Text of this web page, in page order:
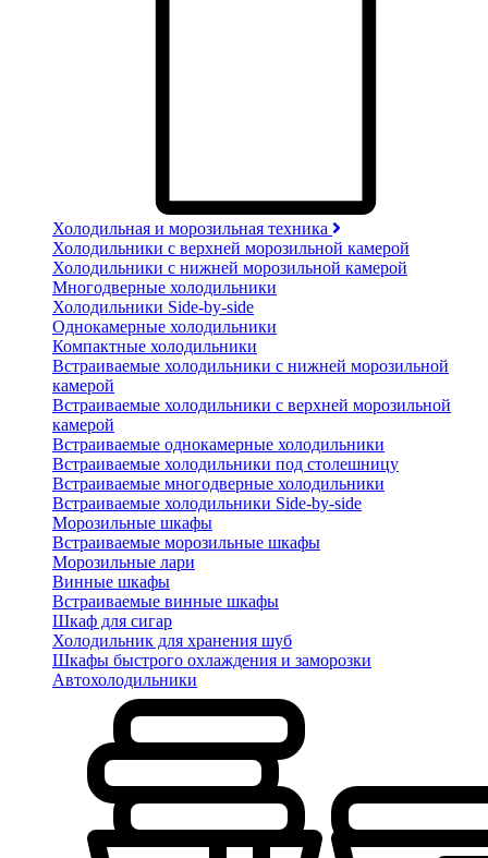
Холодильная и морозильная техника
Холодильники с верхней морозильной камерой
Холодильники с нижней морозильной камерой
Многодверные холодильники
Холодильники Side-by-side
Однокамерные холодильники
Компактные холодильники
Встраиваемые холодильники с нижней морозильной
камерой
Встраиваемые холодильники с верхней морозильной
камерой
Встраиваемые однокамерные холодильники
Встраиваемые холодильники под столешницу
Встраиваемые многодверные холодильники
Встраиваемые холодильники Side-by-side
Морозильные шкафы
Встраиваемые морозильные шкафы
Морозильные лари
Винные шкафы
Встраиваемые винные шкафы
Шкаф для сигар
Холодильник для хранения шуб
Шкафы быстрого охлаждения и заморозки
Автохолодильники